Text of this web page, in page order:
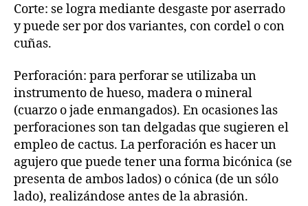
Corte: se logra mediante desgaste por aserrado
y puede ser por dos variantes, con cordel o con
cuñas.
Perforación: para perforar se utilizaba un
instrumento de hueso, madera o mineral
(cuarzo o jade enmangados). En ocasiones las
perforaciones son tan delgadas que sugieren el
empleo de cactus. La perforación es hacer un
agujero que puede tener una forma bicónica (se
presenta de ambos lados) o cónica (de un sólo
lado), realizándose antes de la abrasión.